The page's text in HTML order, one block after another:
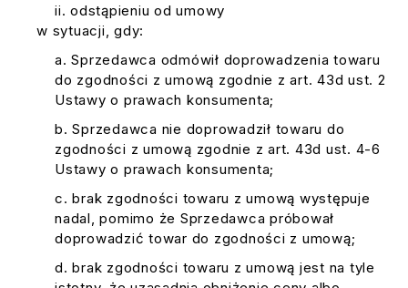
odstąpieniu od umowy
w sytuacji, gdy:
Sprzedawca odmówił doprowadzenia towaru
do zgodności z umową zgodnie z art. 43d ust. 2
Ustawy o prawach konsumenta;
Sprzedawca nie doprowadził towaru do
zgodności z umową zgodnie z art. 43d ust. 4-6
Ustawy o prawach konsumenta;
brak zgodności towaru z umową występuje
nadal, pomimo że Sprzedawca próbował
doprowadzić towar do zgodności z umową;
brak zgodności towaru z umową jest na tyle